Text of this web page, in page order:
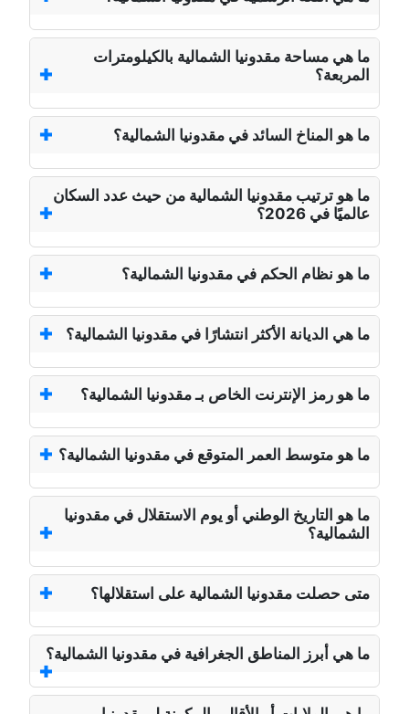
ما هي مساحة مقدونيا الشمالية بالكيلومترات
المربعة؟
ما هو المناخ السائد في مقدونيا الشمالية؟
ما هو ترتيب مقدونيا الشمالية من حيث عدد السكان
عالميًا في 2026؟
ما هو نظام الحكم في مقدونيا الشمالية؟
ما هي الديانة الأكثر انتشارًا في مقدونيا الشمالية؟
ما هو رمز الإنترنت الخاص بـ مقدونيا الشمالية؟
ما هو متوسط العمر المتوقع في مقدونيا الشمالية؟
ما هو التاريخ الوطني أو يوم الاستقلال في مقدونيا
الشمالية؟
متى حصلت مقدونيا الشمالية على استقلالها؟
ما هي أبرز المناطق الجغرافية في مقدونيا الشمالية؟